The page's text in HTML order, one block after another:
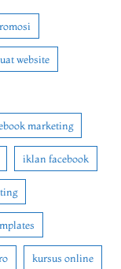
website
marketing
iklan facebook
kursus online